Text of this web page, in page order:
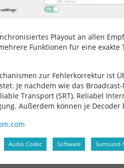
Playout an allen
Funktionen für eine exakte
zur Fehlerkorrektur ist
Je nachdem wie das
Transport (SRT), Reliabel
Außerdem können je
Audio Codec Software Surround-